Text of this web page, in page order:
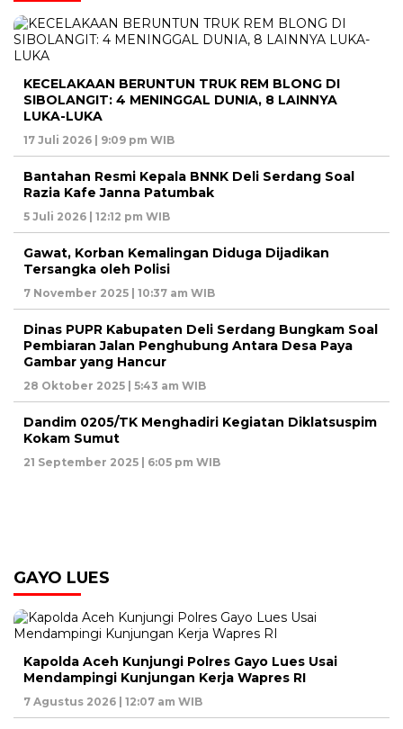
KECELAKAAN BERUNTUN TRUK REM BLONG DI
SIBOLANGIT: 4 MENINGGAL DUNIA, 8 LAINNYA
LUKA-LUKA
17 Juli 2026 | 9:09 pm WIB
Bantahan Resmi Kepala BNNK Deli Serdang Soal
Razia Kafe Janna Patumbak
5 Juli 2026 | 12:12 pm WIB
Gawat, Korban Kemalingan Diduga Dijadikan
Tersangka oleh Polisi
7 November 2025 | 10:37 am WIB
Dinas PUPR Kabupaten Deli Serdang Bungkam Soal
Pembiaran Jalan Penghubung Antara Desa Paya
Gambar yang Hancur
28 Oktober 2025 | 5:43 am WIB
Dandim 0205/TK Menghadiri Kegiatan Diklatsuspim
Kokam Sumut
21 September 2025 | 6:05 pm WIB
GAYO LUES
Kapolda Aceh Kunjungi Polres Gayo Lues Usai
Mendampingi Kunjungan Kerja Wapres RI
7 Agustus 2026 | 12:07 am WIB